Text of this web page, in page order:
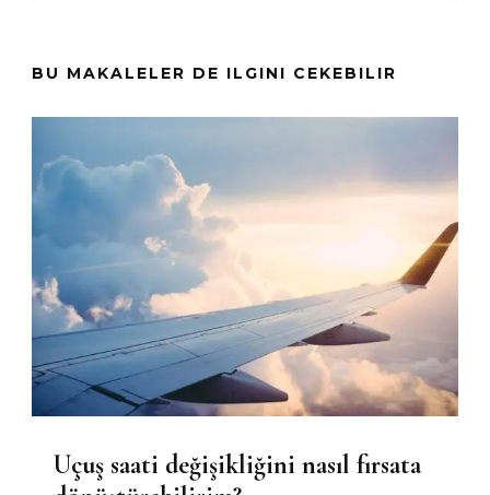
BU MAKALELER DE ILGINI CEKEBILIR
Uçuş saati değişikliğini nasıl fırsata